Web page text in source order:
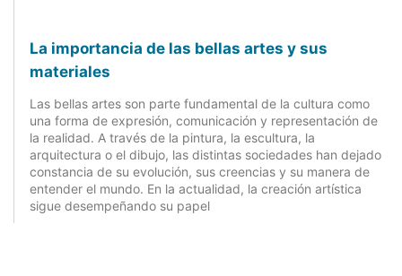
La importancia de las bellas artes y sus
materiales
Las bellas artes son parte fundamental de la cultura como
una forma de expresión, comunicación y representación de
la realidad. A través de la pintura, la escultura, la
arquitectura o el dibujo, las distintas sociedades han dejado
constancia de su evolución, sus creencias y su manera de
entender el mundo. En la actualidad, la creación artística
sigue desempeñando su papel